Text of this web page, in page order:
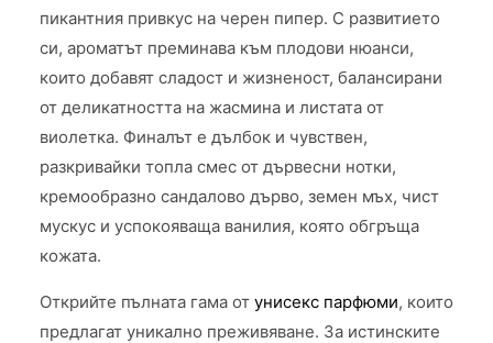
пикантния привкус на черен пипер. С развитието
си, ароматът преминава към плодови нюанси,
които добавят сладост и жизненост, балансирани
от деликатността на жасмина и листата от
виолетка. Финалът е дълбок и чувствен,
разкривайки топла смес от дървесни нотки,
кремообразно сандалово дърво, земен мъх, чист
мускус и успокояваща ванилия, която обгръща
кожата.
Открийте пълната гама от унисекс парфюми, които
предлагат уникално преживяване. За истинските